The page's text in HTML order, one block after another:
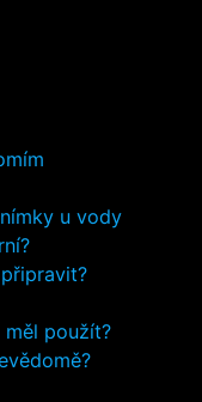
u vody
použít?